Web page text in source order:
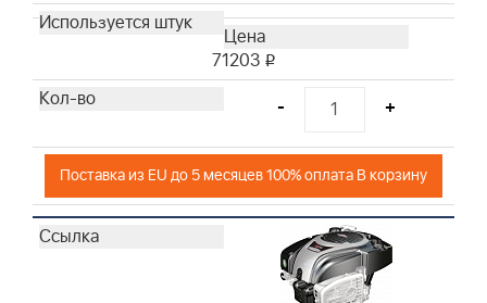
71203 i
- +
Поставка из EU до 5 месяцев 100% оплата В корзину